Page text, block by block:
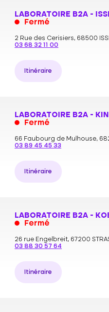
LABORATOIRE B2A -
Fermé
2 Rue des Cerisiers, 68500
03 68 32 11 00
Itinéraire
LABORATOIRE B2A -
Fermé
66 Faubourg de Mulhouse,
03 89 45 45 33
Itinéraire
LABORATOIRE B2A -
Fermé
26 rue Engelbreit, 67200
03 88 30 57 64
Itinéraire